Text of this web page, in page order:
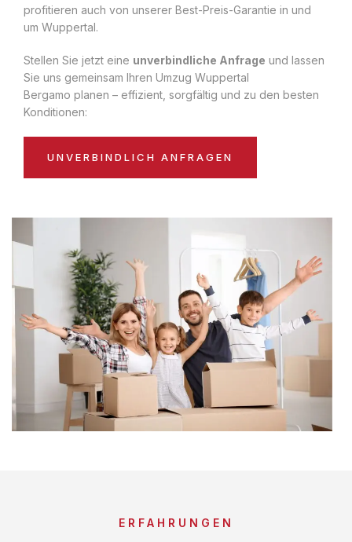
profitieren auch von unserer Best-Preis-Garantie in und
um Wuppertal.
Stellen Sie jetzt eine unverbindliche Anfrage und lassen
Sie uns gemeinsam Ihren Umzug Wuppertal
Bergamo planen – effizient, sorgfältig und zu den besten
Konditionen:
UNVERBINDLICH ANFRAGEN
ERFAHRUNGEN